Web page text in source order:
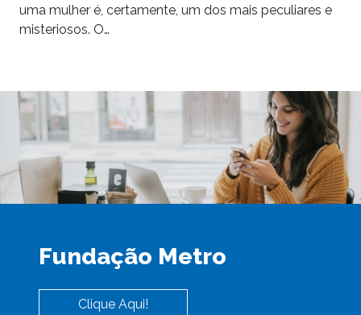
uma mulher é, certamente, um dos mais peculiares e
misteriosos. O…
Fundação Metro
Clique Aqui!